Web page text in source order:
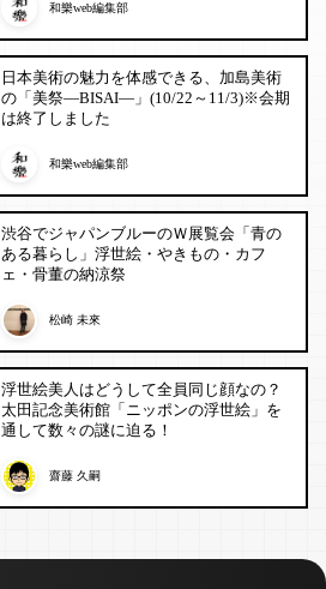
和樂web編集部
日本美術の魅力を体感できる、加島美術
の「美祭―BISAI―」(10/22～11/3)※会期
は終了しました
和樂web編集部
渋谷でジャパンブルーのＷ展覧会「青の
ある暮らし」浮世絵・やきもの・カフ
ェ・骨董の納涼祭
松崎 未來
浮世絵美人はどうして全員同じ顔なの？
太田記念美術館「ニッポンの浮世絵」を
通して数々の謎に迫る！
齋藤 久嗣